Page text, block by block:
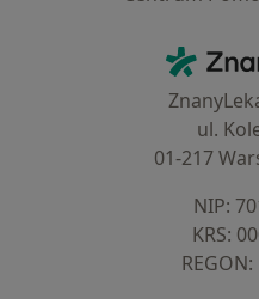
ul.
01-217
NIP:
KRS: